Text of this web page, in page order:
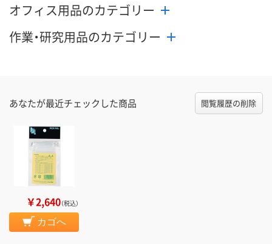
オフィス用品のカテゴリー
作業・研究用品のカテゴリー
あなたが最近チェックした商品 閲覧履歴の削除
￥2,640（税込）
カゴへ